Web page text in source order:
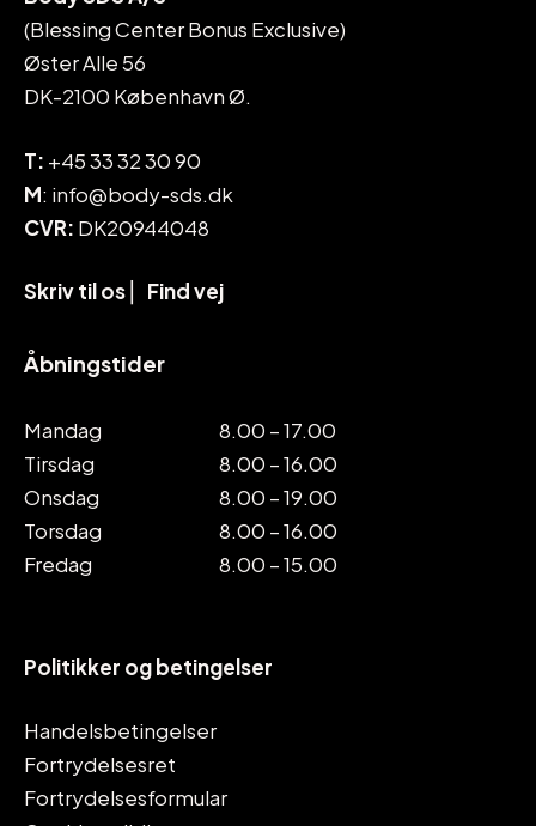
(Blessing Center Bonus Exclusive)
Øster Alle 56
DK-2100 København Ø.
T: +45 33 32 30 90
M: info@body-sds.dk
CVR: DK20944048
Skriv til os Find vej
Åbningstider
Mandag
8.00 – 17.00
Tirsdag
8.00 – 16.00
Onsdag
8.00 – 19.00
Torsdag
8.00 – 16.00
Fredag
8.00 – 15.00
Politikker og betingelser
Handelsbetingelser
Fortrydelsesret
Fortrydelsesformular